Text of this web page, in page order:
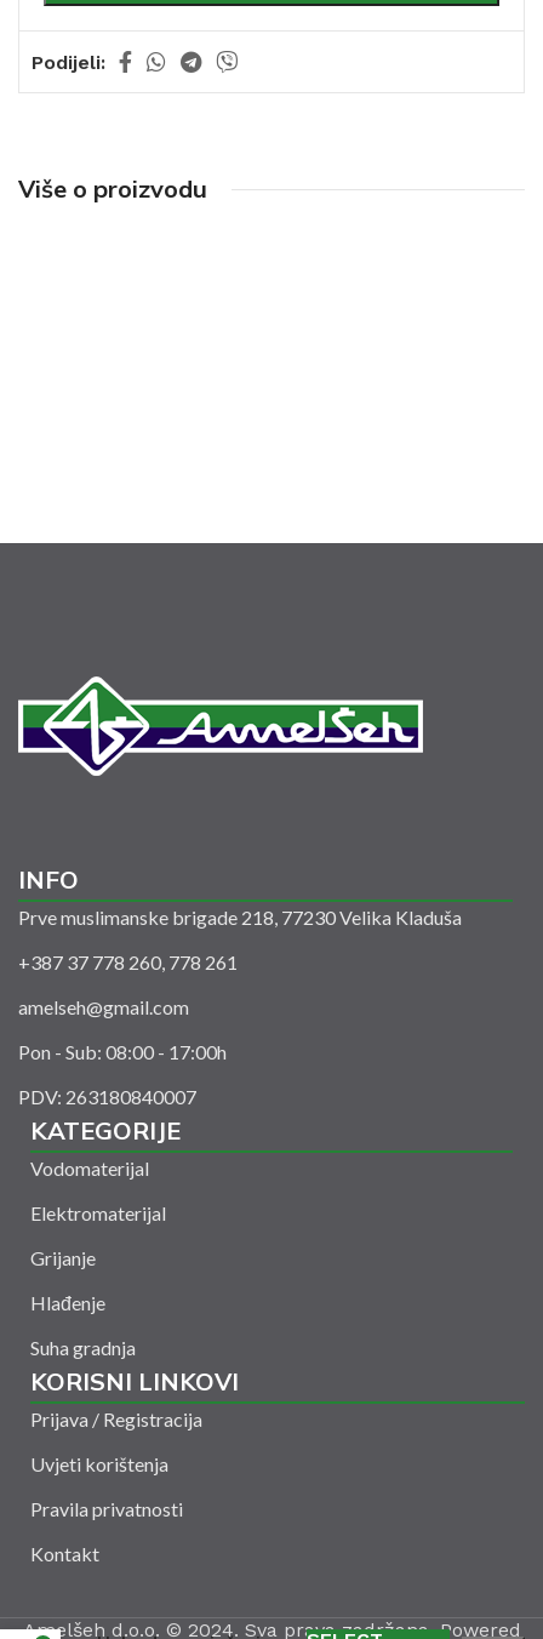
Podijeli:
Više o proizvodu
INFO
Prve muslimanske brigade 218, 77230 Velika Kladuša
+387 37 778 260, 778 261
amelseh@gmail.com
Pon - Sub: 08:00 - 17:00h
PDV: 263180840007
KATEGORIJE
Vodomaterijal
Elektromaterijal
Grijanje
Hlađenje
Suha gradnja
KORISNI LINKOVI
Prijava / Registracija
Uvjeti korištenja
Pravila privatnosti
Kontakt
Amelšeh d.o.o. © 2024. Sva prava zadržana. Powered